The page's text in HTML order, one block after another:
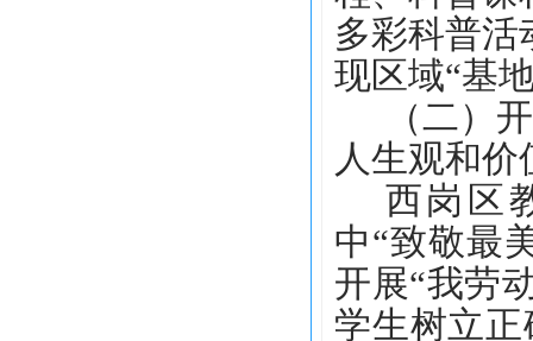
多彩科普活
现区域“基
（二）
人生观和价
西岗区
中“致敬最
开展“我劳
学生树立